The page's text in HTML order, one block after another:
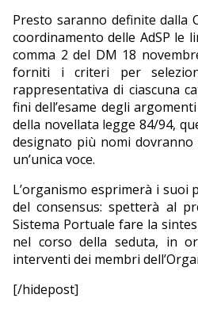
Presto saranno definite dalla
coordinamento delle AdSP le
comma 2 del DM 18
forniti i criteri per
rappresentativa di ciascuna
fini dell’esame degli
della novellata legge 84/94,
designato più nomi dovranno
un’unica voce.
L’organismo esprimerà i suoi
del consensus: spetterà al
Sistema Portuale fare la
nel corso della seduta, in
interventi dei membri
[/hidepost]